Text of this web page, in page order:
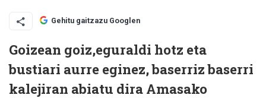
Gehitu gaitzazu Googlen
Goizean goiz,eguraldi hotz eta
bustiari aurre eginez, baserriz baserri
kalejiran abiatu dira Amasako